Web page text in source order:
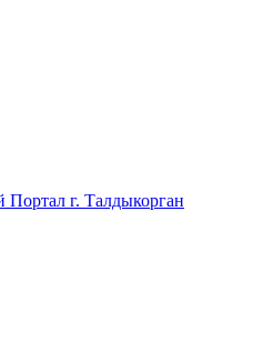
г. Талдыкорган